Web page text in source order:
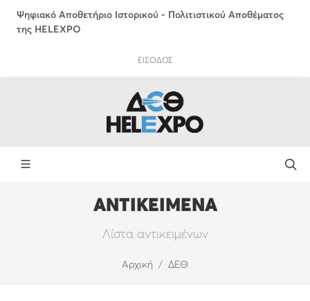
Ψηφιακό Αποθετήριο Ιστορικού - Πολιτιστικού Αποθέματος
της HELEXPO
ΕΙΣΟΔΟΣ
ΑΝΤΙΚΕΙΜΕΝΑ
Λίστα αντικειμένων
Αρχική ΔΕΘ